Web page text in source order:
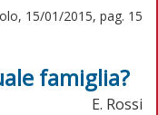
15/01/2015, pag. 15
famiglia?
E. Rossi